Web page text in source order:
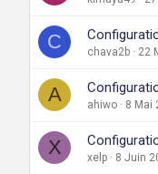
C chava2b 22
A ahiwo 8 Mai
X xelp 8 Juin